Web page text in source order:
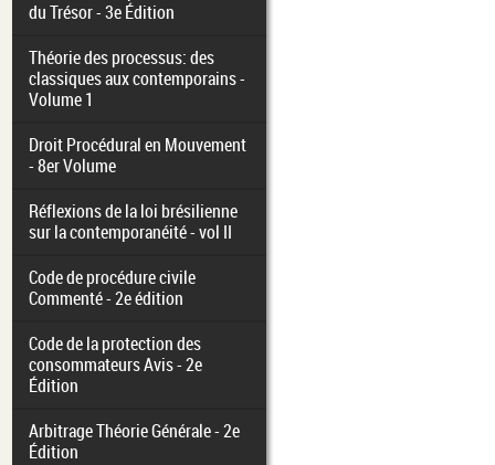
du Trésor - 3e Édition
Théorie des processus: des
classiques aux contemporains -
Volume 1
Droit Procédural en Mouvement
- 8er Volume
Réflexions de la loi brésilienne
sur la contemporanéité - vol II
Code de procédure civile
Commenté - 2e édition
Code de la protection des
consommateurs Avis - 2e
Édition
Arbitrage Théorie Générale - 2e
Édition